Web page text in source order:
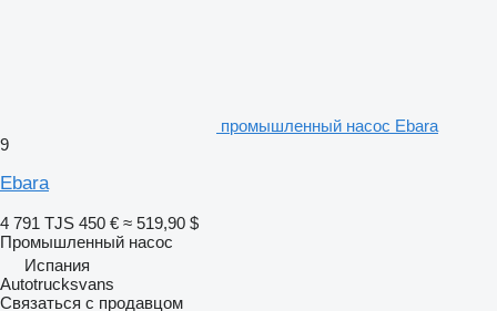
промышленный насос Ebara
9
Ebara
4 791 TJS 450 € ≈ 519,90 $
Промышленный насос
Испания
Autotrucksvans
Связаться с продавцом